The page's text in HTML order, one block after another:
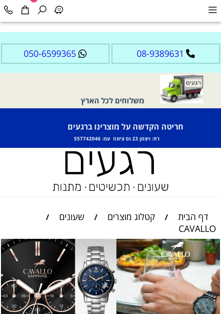
08-9389631
050-6599365
משלוחים לכל הארץ
חריטה הקדשה על מוצרינו ברגעים
רח: ויצמן 23 נס ציונה עמ: 557742046
דף הבית / קטלוג מוצרים / שעונים /
CAVALLO